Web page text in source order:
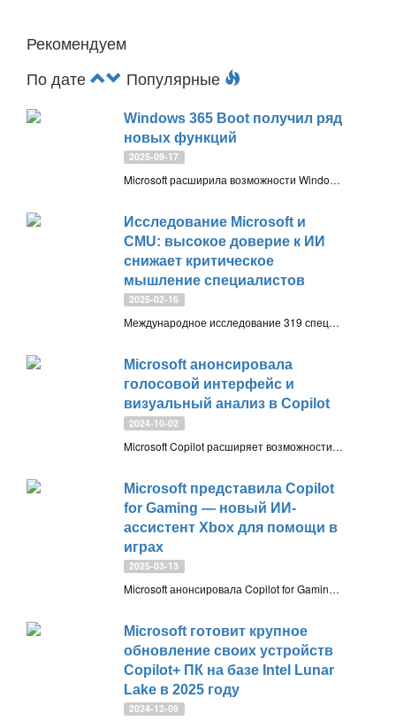
Рекомендуем
По дате
Популярные
Windows 365 Boot получил ряд
новых функций
2025-09-17
Microsoft расширила возможности Windows 365 Boot: появился Центр подключений для выбора Cloud PC, улучшена диагностика ошибок, добавлена поддержка Cross Region Disaster Recovery и настройки дисплея. Новые функции уже начали внедряться, полное развёртывание займёт до двух месяцев
Исследование Microsoft и
CMU: высокое доверие к ИИ
снижает критическое
мышление специалистов
2025-02-16
Международное исследование 319 специалистов показало, что высокое доверие к ИИ приводит к снижению критического анализа результатов. 59.29% участников все еще проверяют ответы ИИ, но при простых задачах проверка практически отсутствует
Microsoft анонсировала
голосовой интерфейс и
визуальный анализ в Copilot
2024-10-02
Microsoft Copilot расширяет возможности: Voice для голосового общения, Vision для анализа контента, Super Resolution для улучшения фото и персонализированный Discover
Microsoft представила Copilot
for Gaming — новый ИИ-
ассистент Xbox для помощи в
играх
2025-03-13
Microsoft анонсировала Copilot for Gaming — ИИ-ассистента, который поможет проходить игры, давать советы и управлять загрузками. Сначала он появится в мобильном приложении Xbox для инсайдеров
Microsoft готовит крупное
обновление своих устройств
Copilot+ ПК на базе Intel Lunar
Lake в 2025 году
2024-12-09